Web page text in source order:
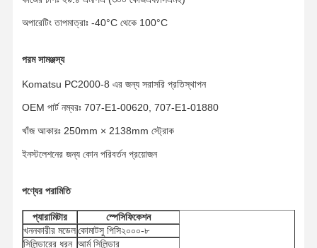
অপারেটিং তাপমাত্রাঃ -40°C থেকে 100°C
পরম সামঞ্জস্য
Komatsu PC2000-8 এর জন্য সরাসরি প্রতিস্থাপন
OEM পার্ট নম্বরঃ 707-E1-00620, 707-E1-01880
খাঁজ আকারঃ 250mm × 2138mm স্ট্রোক
ইনস্টলেশনের জন্য কোন পরিবর্তন প্রয়োজন
পণ্যের পরামিতি
প্যারামিটার
স্পেসিফিকেশন
খননকারীর মডেলকোমাটসু পিসি২০০০-৮
সিলিন্ডারের ধরন আর্ম সিলিন্ডার